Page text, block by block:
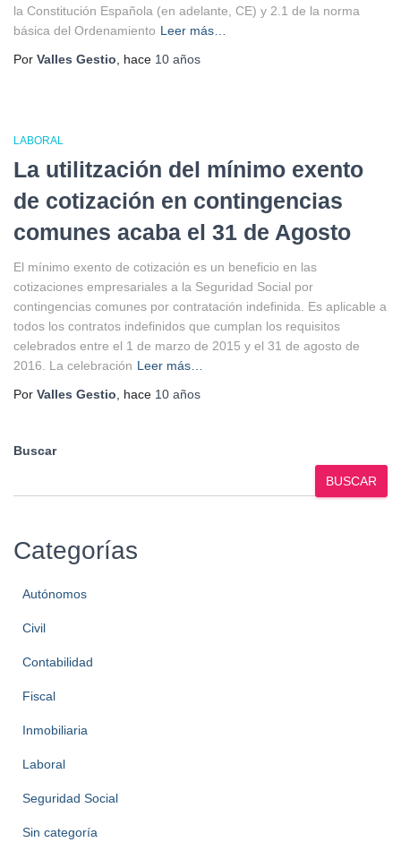
la Constitución Española (en adelante, CE) y 2.1 de la norma
básica del Ordenamiento Leer más…
Por Valles Gestio , hace 10 años
LABORAL
La utilitzación del mínimo exento
de cotización en contingencias
comunes acaba el 31 de Agosto
El mínimo exento de cotización es un beneficio en las
cotizaciones empresariales a la Seguridad Social por
contingencias comunes por contratación indefinida. Es aplicable a
todos los contratos indefinidos que cumplan los requisitos
celebrados entre el 1 de marzo de 2015 y el 31 de agosto de
2016. La celebración Leer más…
Por Valles Gestio , hace 10 años
Buscar
BUSCAR
Categorías
Autónomos
Civil
Contabilidad
Fiscal
Inmobiliaria
Laboral
Seguridad Social
Sin categoría